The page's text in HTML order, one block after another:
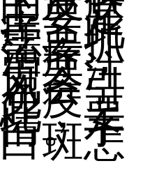
要是
，此
要抓
疗，
要注
会引
疫
，要
。手
斑怎